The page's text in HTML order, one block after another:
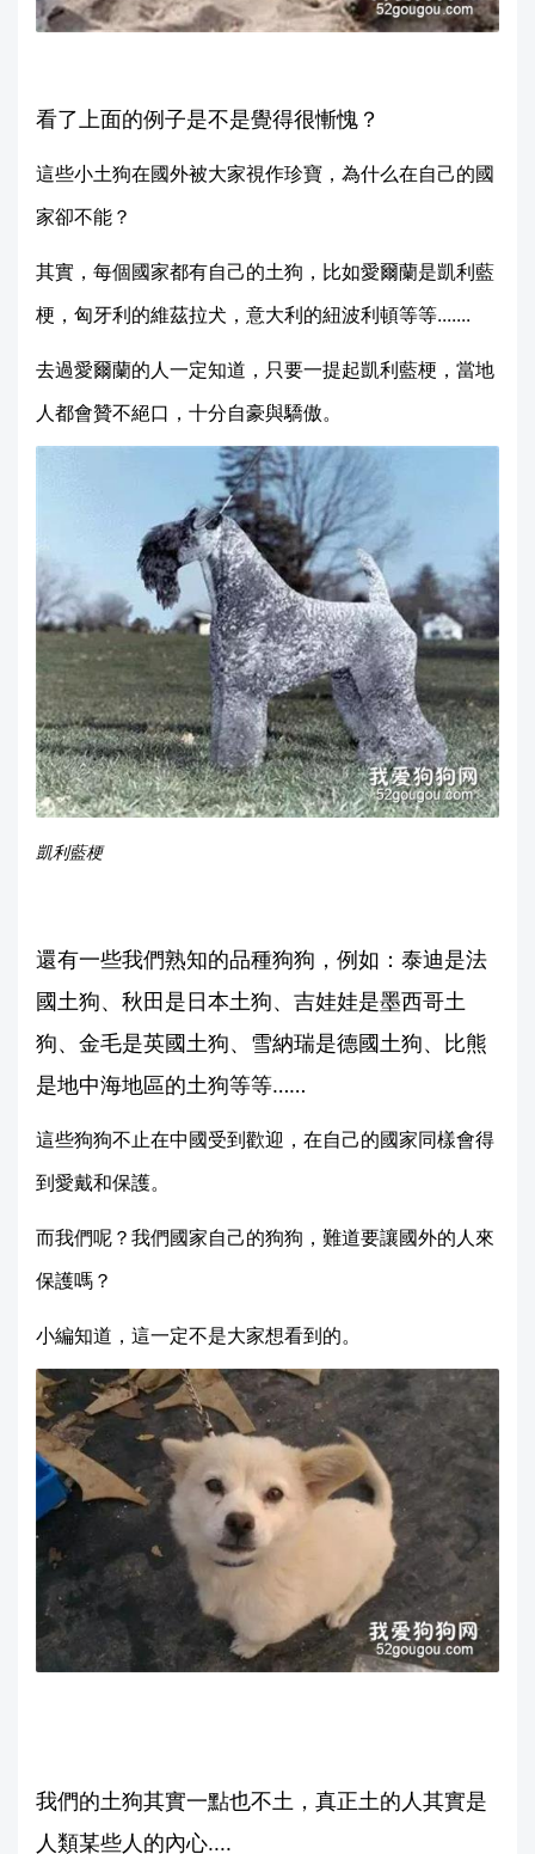
看了上面的例子是不是覺得很慚愧？
這些小土狗在國外被大家視作珍寶，為什么在自己的國
家卻不能？
其實，每個國家都有自己的土狗，比如愛爾蘭是凱利藍
梗，匈牙利的維茲拉犬，意大利的紐波利頓等等.......
去過愛爾蘭的人一定知道，只要一提起凱利藍梗，當地
人都會贊不絕口，十分自豪與驕傲。
凱利藍梗
還有一些我們熟知的品種狗狗，例如：泰迪是法
國土狗、秋田是日本土狗、吉娃娃是墨西哥土
狗、金毛是英國土狗、雪納瑞是德國土狗、比熊
是地中海地區的土狗等等……
這些狗狗不止在中國受到歡迎，在自己的國家同樣會得
到愛戴和保護。
而我們呢？我們國家自己的狗狗，難道要讓國外的人來
保護嗎？
小編知道，這一定不是大家想看到的。
我們的土狗其實一點也不土，真正土的人其實是
人類某些人的內心....